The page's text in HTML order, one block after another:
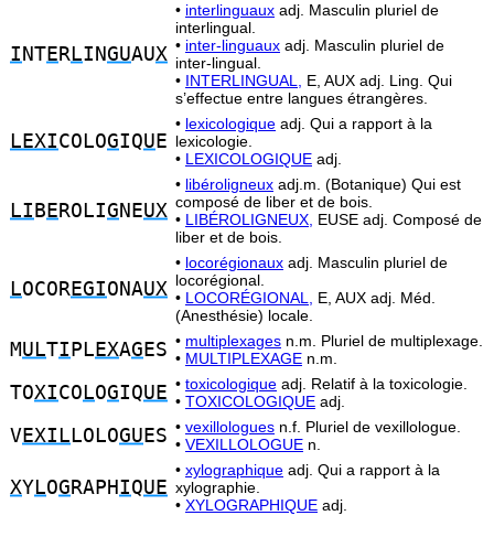
I NTE RLINGUAUX
• interlinguaux adj. Masculin pluriel de
interlingual.
• inter-linguaux adj. Masculin pluriel de
inter-lingual.
• INTERLINGUAL,
E, AUX adj. Ling. Qui
s’effectue entre langues étrangères.
LEXICOLOGIQU E
• lexicologique adj. Qui a rapport à la
lexicologie.
• LEXICOLOGIQUE adj.
LI B E ROLIG NEUX
• libéroligneux adj.m. (Botanique) Qui est
composé de liber et de bois.
• LIBÉROLIGNEUX, EUSE adj. Composé de
liber et de bois.
LOCOREGIONAUX
• locorégionaux adj. Masculin pluriel de
locorégional.
• LOCORÉGIONAL,
E, AUX adj. Méd.
(Anesthésie) locale.
MULTI PL EXAG ES • multiplexages n.m. Pluriel de multiplexage.
• MULTIPLEXAGE n.m.
TOXICO LOGIQUE • toxicologique adj. Relatif à la toxicologie.
• TOXICOLOGIQUE adj.
VEXIL LOLOGU ES • vexillologues n.f. Pluriel de vexillologue.
• VEXILLOLOGUE n.
XYLOG RAPH IQUE
• xylographique adj. Qui a rapport à la
xylographie.
• XYLOGRAPHIQUE adj.